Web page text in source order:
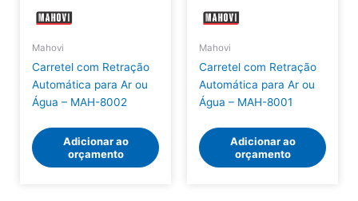
Mahovi
Carretel com Retração
Automática para Ar ou
Água – MAH-8002
Adicionar ao
orçamento
Mahovi
Carretel com Retração
Automática para Ar ou
Água – MAH-8001
Adicionar ao
orçamento